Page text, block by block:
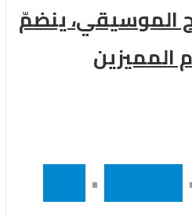
الموسيقي، ينضمّ
المميزين
•